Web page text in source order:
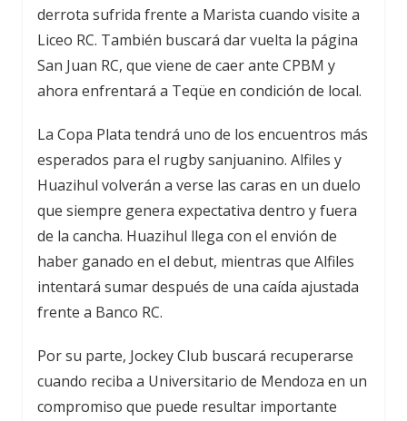
derrota sufrida frente a Marista cuando visite a
Liceo RC. También buscará dar vuelta la página
San Juan RC, que viene de caer ante CPBM y
ahora enfrentará a Teqüe en condición de local.
La Copa Plata tendrá uno de los encuentros más
esperados para el rugby sanjuanino. Alfiles y
Huazihul volverán a verse las caras en un duelo
que siempre genera expectativa dentro y fuera
de la cancha. Huazihul llega con el envión de
haber ganado en el debut, mientras que Alfiles
intentará sumar después de una caída ajustada
frente a Banco RC.
Por su parte, Jockey Club buscará recuperarse
cuando reciba a Universitario de Mendoza en un
compromiso que puede resultar importante